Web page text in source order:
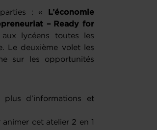
: «
L’économie
– Ready for
lycéens toutes les
Le deuxième volet les
sur les opportunités
plus d’informations et
cet atelier 2 en 1